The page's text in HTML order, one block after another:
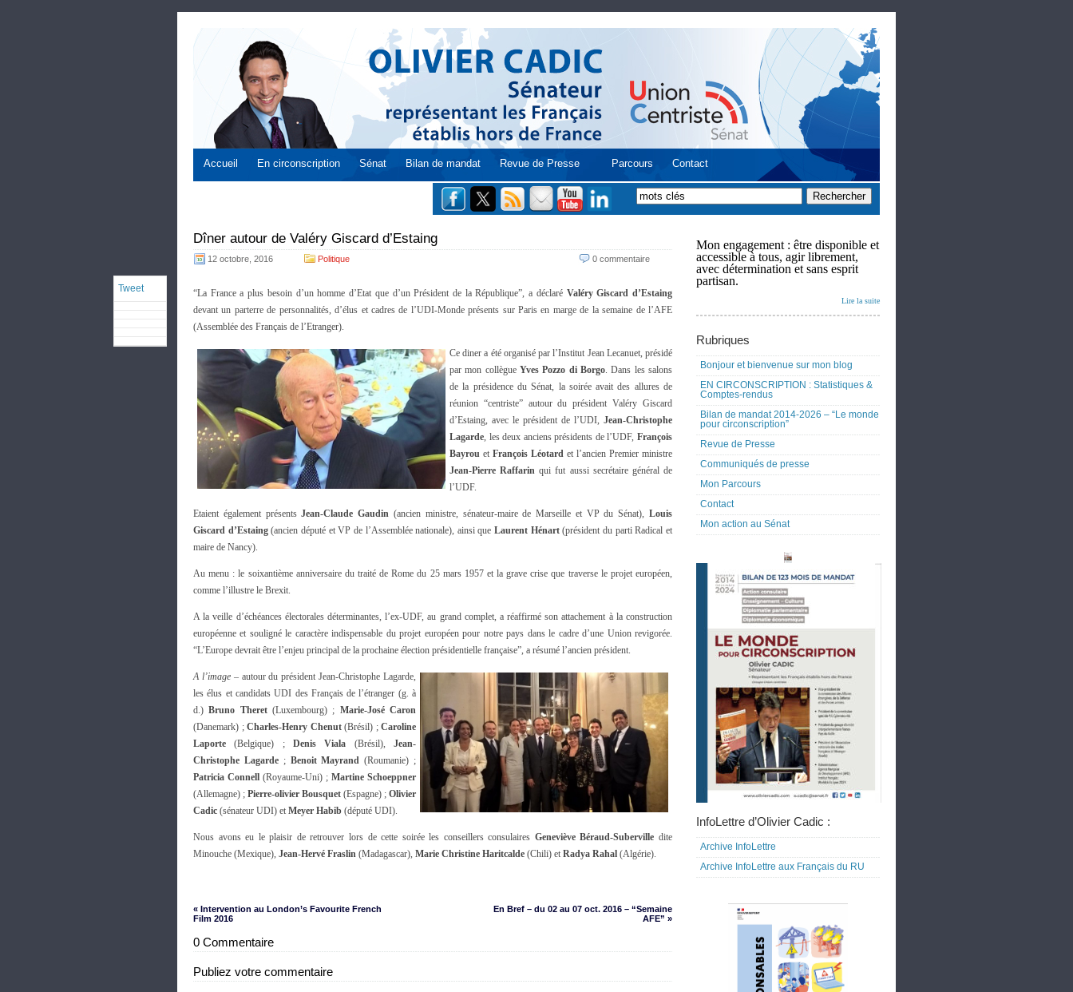
Accueil En circonscription Sénat Bilan de mandat Revue de Presse Parcours Contact
Dîner autour de Valéry Giscard d’Estaing
12 octobre, 2016 Politique 0 commentaire
Tweet “La France a plus besoin d’un homme d’Etat que d’un Président de la République”, a déclaré Valéry Giscard d’Estaing
devant un parterre de personnalités, d’élus et cadres de l’UDI-Monde présents sur Paris en marge de la semaine de l’AFE
(Assemblée des Français de l’Etranger).
Ce diner a été organisé par l’Institut Jean Lecanuet, présidé
par mon collègue Yves Pozzo di Borgo. Dans les salons
de la présidence du Sénat, la soirée avait des allures de
réunion “centriste” autour du président Valéry Giscard
d’Estaing, avec le président de l’UDI, Jean-Christophe
Lagarde, les deux anciens présidents de l’UDF, François
Bayrou et François Léotard et l’ancien Premier ministre
Jean-Pierre Raffarin qui fut aussi secrétaire général de
l’UDF.
Etaient également présentsJean-Claude Gaudin (ancien ministre, sénateur-maire de Marseille et VP du Sénat),Louis
Giscard d’Estaing(ancien député et VP de l’Assemblée nationale), ainsi queLaurent Hénart(président du parti Radical et
maire de Nancy).
Au menu : le soixantième anniversaire du traité de Rome du 25 mars 1957 et la grave crise que traverse le projet européen,
comme l’illustre le Brexit.
A la veille d’échéances électorales déterminantes, l’ex-UDF, au grand complet, a réaffirmé son attachement à la construction
européenne et souligné le caractère indispensable du projet européen pour notre pays dans le cadre d’une Union revigorée.
“L’Europe devrait être l’enjeu principal de la prochaine élection présidentielle française”, a résumé l’ancien président.
A l’image– autour du président Jean-Christophe Lagarde,
les élus et candidats UDI des Français de l’étranger (g. à
d.)Bruno Theret(Luxembourg) ; Marie-José Caron
(Danemark) ; Charles-Henry Chenut(Brésil) ; Caroline
Laporte (Belgique) ; Denis Viala (Brésil),Jean-
Christophe Lagarde; Benoit Mayrand (Roumanie) ;
Patricia Connell (Royaume-Uni) ; Martine Schoeppner
(Allemagne) ; Pierre-olivier Bousquet (Espagne) ; Olivier
Cadic (sénateur UDI) et Meyer Habib (député UDI).
Nous avons eu le plaisir de retrouver lors de cette soirée les conseillers consulaires Geneviève Béraud-Suberville dite
Minouche (Mexique), Jean-Hervé Fraslin (Madagascar), Marie Christine Haritcalde (Chili) et Radya Rahal (Algérie).
« Intervention au London’s Favourite French
Film 2016
En Bref – du 02 au 07 oct. 2016 – “Semaine
AFE” »
0 Commentaire
Publiez votre commentaire
Mon engagement : être disponible et
accessible à tous, agir librement,
avec détermination et sans esprit
partisan.
Lire la suite
Rubriques
Bonjour et bienvenue sur mon blog
EN CIRCONSCRIPTION : Statistiques &
Comptes-rendus
Bilan de mandat 2014-2026 – “Le monde
pour circonscription”
Revue de Presse
Communiqués de presse
Mon Parcours
Contact
Mon action au Sénat
InfoLettre d’Olivier Cadic :
Archive InfoLettre
Archive InfoLettre aux Français du RU